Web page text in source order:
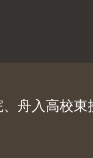
舟入高校東